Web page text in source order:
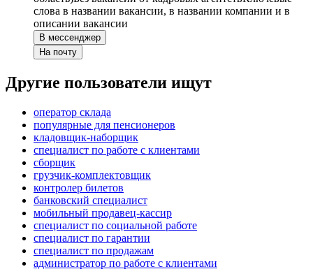
слова в названии вакансии, в названии компании и в
описании вакансии
В мессенджер
На почту
Другие пользователи ищут
оператор склада
популярные для пенсионеров
кладовщик-наборщик
специалист по работе с клиентами
сборщик
грузчик-комплектовщик
контролер билетов
банковский специалист
мобильный продавец-кассир
специалист по социальной работе
специалист по гарантии
специалист по продажам
администратор по работе с клиентами